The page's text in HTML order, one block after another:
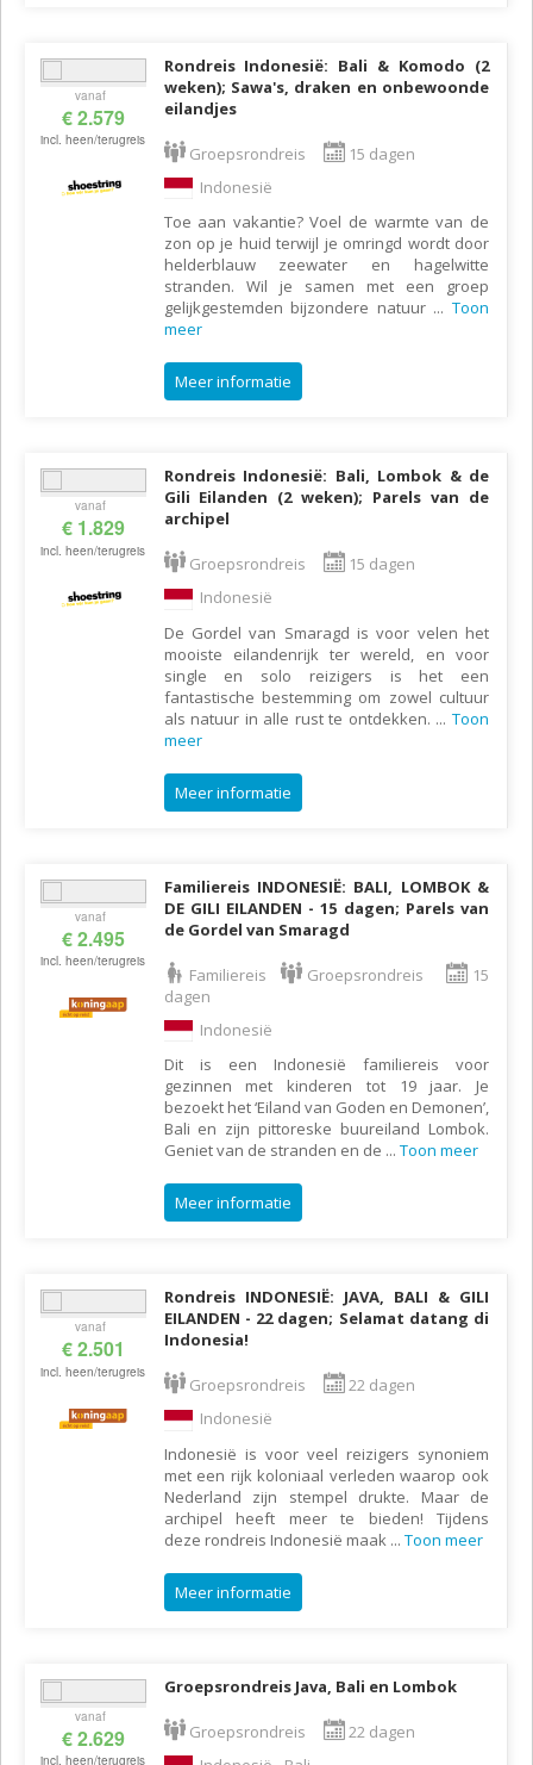
vanaf
€ 2.579
incl. heen/terugreis
Rondreis Indonesië: Bali & Komodo (2
weken); Sawa's, draken en onbewoonde
eilandjes
Groepsrondreis
15 dagen
Indonesië
Toe aan vakantie? Voel de warmte van de
zon op je huid terwijl je omringd wordt door
helderblauw zeewater en hagelwitte
stranden. Wil je samen met een groep
gelijkgestemden bijzondere natuur ... Toon
meer
Meer informatie
vanaf
€ 1.829
incl. heen/terugreis
Rondreis Indonesië: Bali, Lombok & de
Gili Eilanden (2 weken); Parels van de
archipel
Groepsrondreis
15 dagen
Indonesië
De Gordel van Smaragd is voor velen het
mooiste eilandenrijk ter wereld, en voor
single en solo reizigers is het een
fantastische bestemming om zowel cultuur
als natuur in alle rust te ontdekken. ... Toon
meer
Meer informatie
vanaf
€ 2.495
incl. heen/terugreis
Familiereis INDONESIË: BALI, LOMBOK &
DE GILI EILANDEN - 15 dagen; Parels van
de Gordel van Smaragd
Familiereis Groepsrondreis
15
dagen
Indonesië
Dit is een Indonesië familiereis voor
gezinnen met kinderen tot 19 jaar. Je
bezoekt het ‘Eiland van Goden en Demonen’,
Bali en zijn pittoreske buureiland Lombok.
Geniet van de stranden en de ... Toon meer
Meer informatie
vanaf
€ 2.501
incl. heen/terugreis
Rondreis INDONESIË: JAVA, BALI & GILI
EILANDEN - 22 dagen; Selamat datang di
Indonesia!
Groepsrondreis
22 dagen
Indonesië
Indonesië is voor veel reizigers synoniem
met een rijk koloniaal verleden waarop ook
Nederland zijn stempel drukte. Maar de
archipel heeft meer te bieden! Tijdens
deze rondreis Indonesië maak ... Toon meer
Meer informatie
vanaf
€ 2.629
incl. heen/terugreis
Groepsrondreis Java, Bali en Lombok
Groepsrondreis
22 dagen